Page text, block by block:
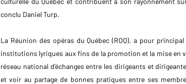
conclu Daniel Turp.
La Réunion des opéras du Québec (ROQ). a pour
institutions lyriques aux fins de la promotion et la mise en
réseau national d’échanges entre les dirigeants et
et voir au partage de bonnes pratiques entre ses